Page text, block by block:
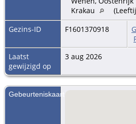
Krakau
Gezins-ID
F1601370918
Laatst
gewijzigd op
3 aug 2026
Gebeurteniskaart